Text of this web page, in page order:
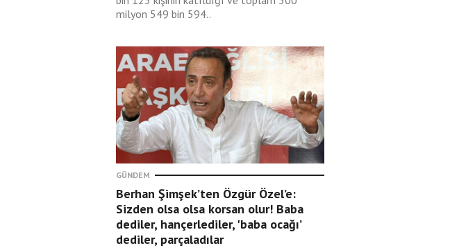
milyon 549 bin 594..
GÜNDEM
Berhan Şimşek’ten Özgür Özel’e:
Sizden olsa olsa korsan olur! Baba
dediler, hançerlediler, 'baba ocağı’
dediler, parçaladılar